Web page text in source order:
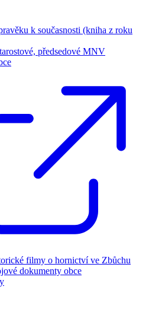
k současnosti (kniha z roku
předsedové MNV
filmy o hornictví ve Zbůchu
dokumenty obce